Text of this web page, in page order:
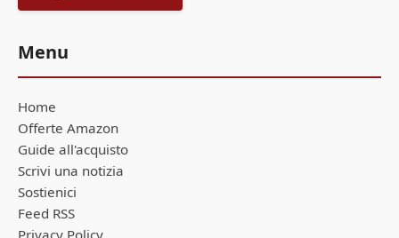
Menu
Home
Offerte Amazon
Guide all'acquisto
Scrivi una notizia
Sostienici
Feed RSS